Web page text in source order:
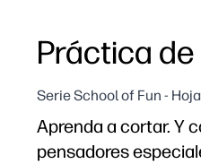
Práctica
Serie School of Fun -
Aprenda a cortar. Y
pensadores